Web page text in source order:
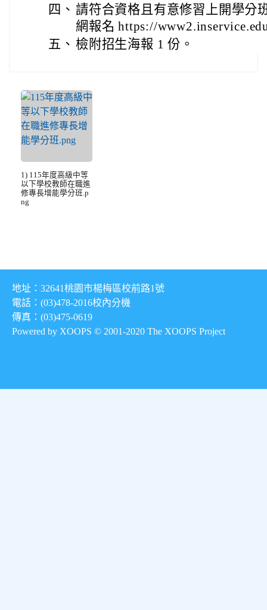
四、 請符合資格且有意修習上開學分
網報名 https://
五、 檢附招生海報 1 份。
1) 115年度高級中等
以下學校教師在職進
修專長增能學分班.p
ng
地址：32641桃園市楊梅區校前路1號
電話：(03)478-2016校內分機
傳真：(03)475-0619
Powered by XOOPS © 2001-2020 The XOOPS Project